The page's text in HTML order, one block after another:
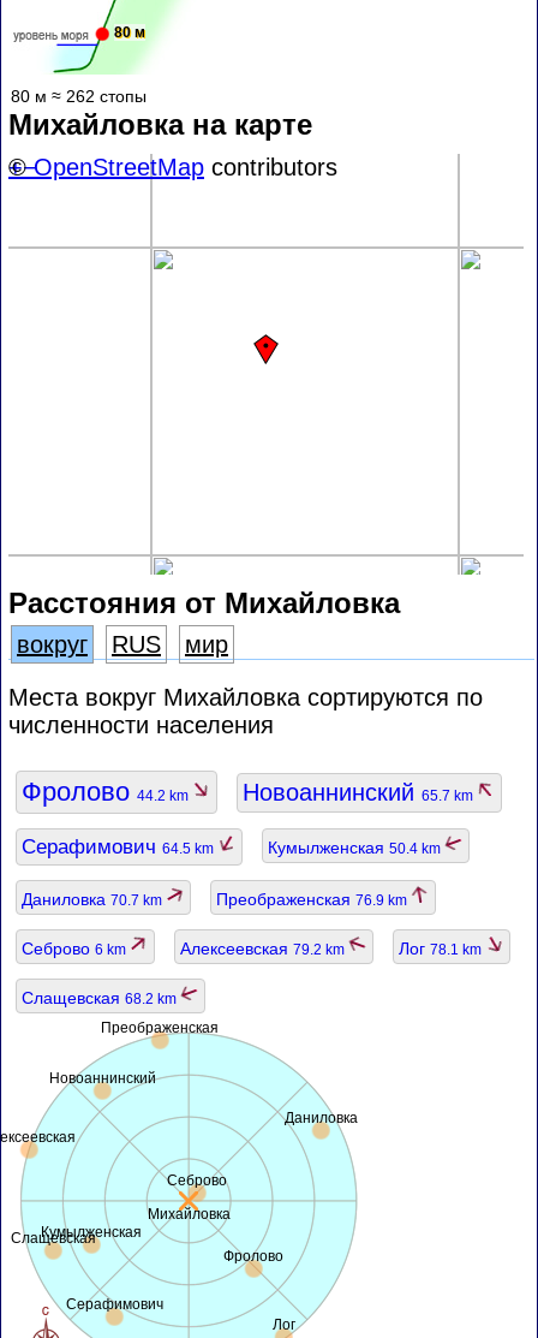
80 м
80 м ≈ 262 стопы
Михайловка на карте
+−
©OpenStreetMap contributors
Расстояния от Михайловка
вокруг RUS
мир
Места вокруг Михайловка сортируются по
численности населения
Фролово 44.2 km Новоаннинский 65.7 km
Серафимович 64.5 km Кумылженская 50.4 km
Даниловка 70.7 km Преображенская 76.9 km
Себрово 6 km Алексеевская 79.2 km Лог 78.1 km
Слащевская 68.2 km
Михайловка
Фролово
Новоаннинский
Серафимович
Кумылженская
Даниловка
Преображенская
Себрово
Лог
Слащевская